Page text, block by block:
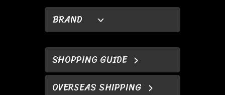
BRAND
SHOPPING GUIDE
OVERSEAS SHIPPING